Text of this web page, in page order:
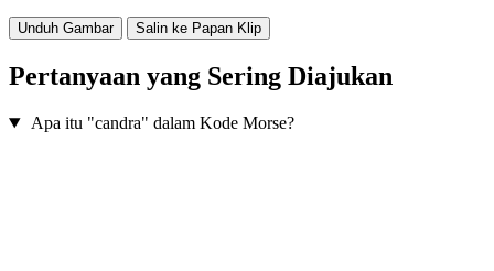
Unduh Gambar Salin ke Papan Klip
Pertanyaan yang Sering Diajukan
Apa itu "candra" dalam Kode Morse?